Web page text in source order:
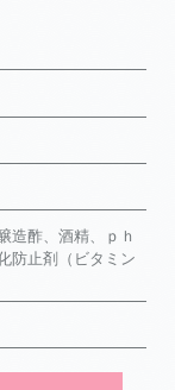
造酢、酒精、ｐｈ
防止剤（ビタミン